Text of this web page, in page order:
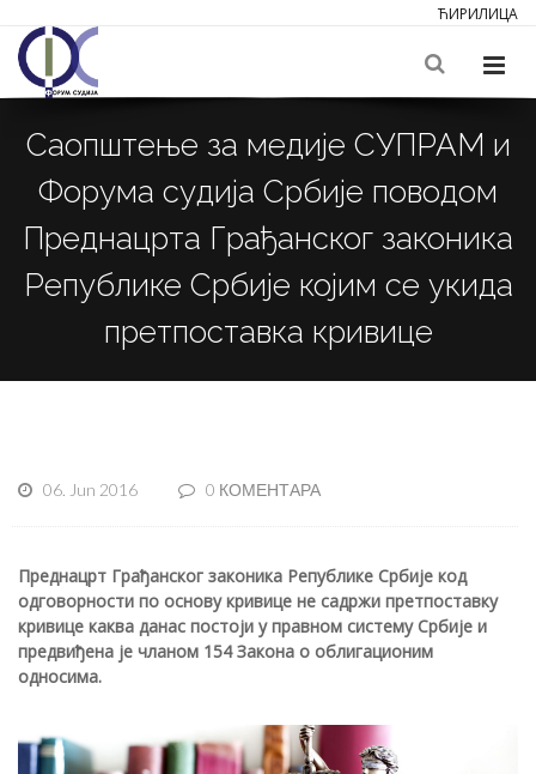
ЋИРИЛИЦА
Саопштење за медије СУПРАМ и
Форума судија Србије поводом
Преднацрта Грађанског законика
Републике Србије којим се укида
претпоставка кривице
06. Jun 2016 0 КОМЕНТАРА
Преднацрт Грађанског законика Републике Србије код
одговорности по основу кривице не садржи претпоставку
кривице каква данас постоји у правном систему Србије и
предвиђена је чланом 154 Закона о облигационим
односима.